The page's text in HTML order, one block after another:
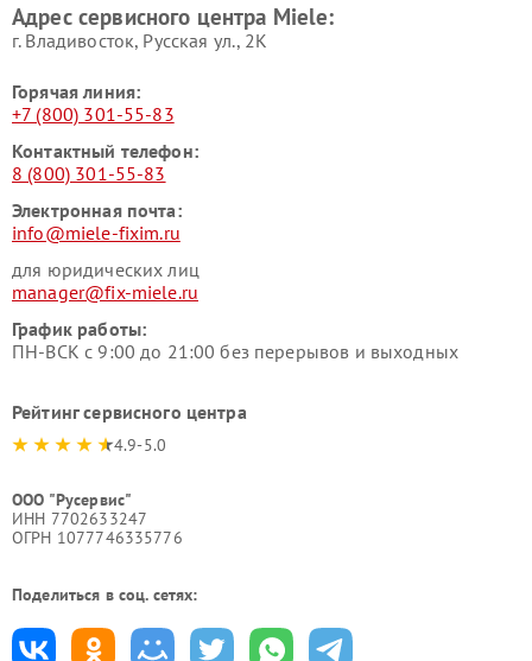
Miele
пылесосов Miele
Адрес сервисного центра Miele:
г. Владивосток, Русская ул., 2К
Горячая линия:
+7 (800) 301-55-83
Контактный телефон:
8 (800) 301-55-83
Электронная почта:
info@miele-fixim.ru
для юридических лиц
manager@fix-miele.ru
График работы:
ПН-ВСК с 9:00 до 21:00 без перерывов и выходных
Рейтинг сервисного центра
4.9-5.0
ООО "Русервис"
ИНН 7702633247
ОГРН 1077746335776
Поделиться в соц. сетях: